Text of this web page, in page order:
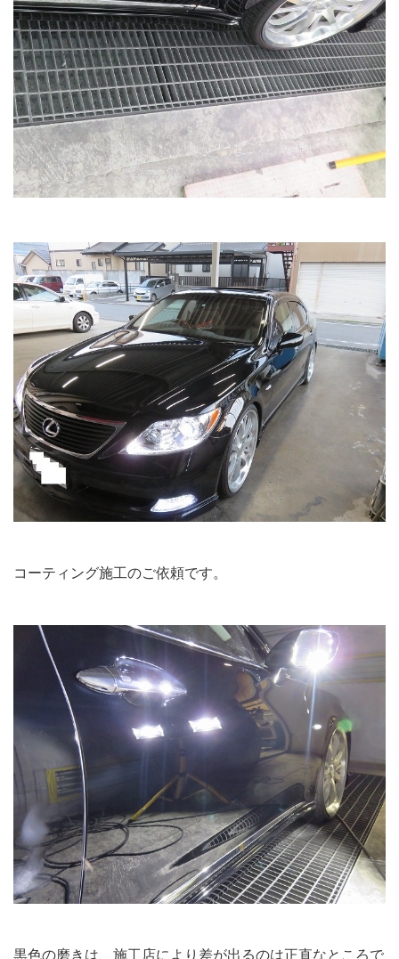
コーティング施工のご依頼です。
黒色の磨きは、施工店により差が出るのは正直なところで